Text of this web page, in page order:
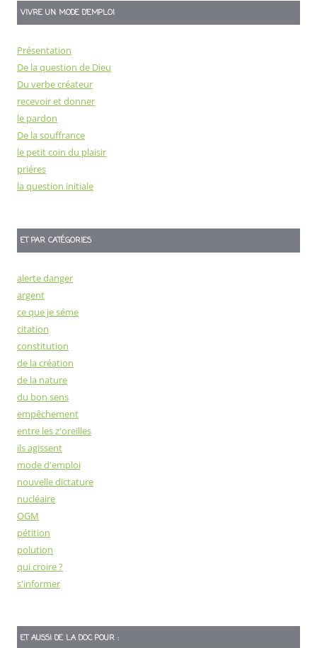
VIVRE UN MODE D’EMPLOI
Présentation
De la question de Dieu
Du verbe créateur
recevoir et donner
le pardon
De la souffrance
le petit coin du plaisir
priéres
la question initiale
ET PAR CATÉGORIES
alerte danger
argent
ce que je séme
citation
constitution
de la création
de la nature
du bon sens
empêchement
entre les z'oreilles
ils agissent
mode d'emploi
nouvelle dictature
nucléaire
OGM
pétition
polution
qui croire ?
s'informer
ET AUSSI DE LA DOC POUR :